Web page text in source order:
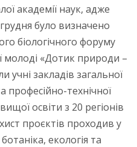
академії наук, адже
було визначено
біологічного форуму
молоді «Дотик природи –
учні закладів загальної
професійно-технічної
освіти з 20 регіонів
проєктів проходив у
екологія та